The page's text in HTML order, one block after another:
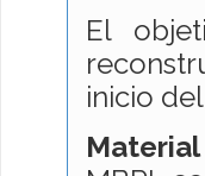
El
inicio